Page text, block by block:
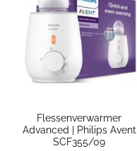
Flessenverwarmer
Advanced | Philips Avent
SCF355/09